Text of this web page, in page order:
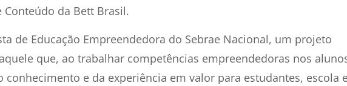
da Bett Brasil.
de Educação Empreendedora do Sebrae Nacional, um projeto
que, ao trabalhar competências empreendedoras nos
e da experiência em valor para estudantes, escola